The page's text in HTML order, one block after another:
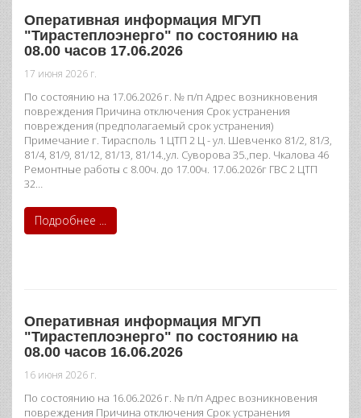
Оперативная информация МГУП
"Тирастеплоэнерго" по состоянию на
08.00 часов 17.06.2026
17 июня 2026 г.
По состоянию на 17.06.2026 г. № п/п Адрес возникновения
повреждения Причина отключения Срок устранения
повреждения (предполагаемый срок устранения)
Примечание г. Тирасполь 1 ЦТП 2 Ц - ул. Шевченко 81/2, 81/3,
81/4, 81/9, 81/12, 81/13, 81/14.,ул. Суворова 35.,пер. Чкалова 46
Ремонтные работы с 8.00ч. до 17.00ч. 17.06.2026г ГВС 2 ЦТП
32…
Подробнее ...
Оперативная информация МГУП
"Тирастеплоэнерго" по состоянию на
08.00 часов 16.06.2026
16 июня 2026 г.
По состоянию на 16.06.2026 г. № п/п Адрес возникновения
повреждения Причина отключения Срок устранения